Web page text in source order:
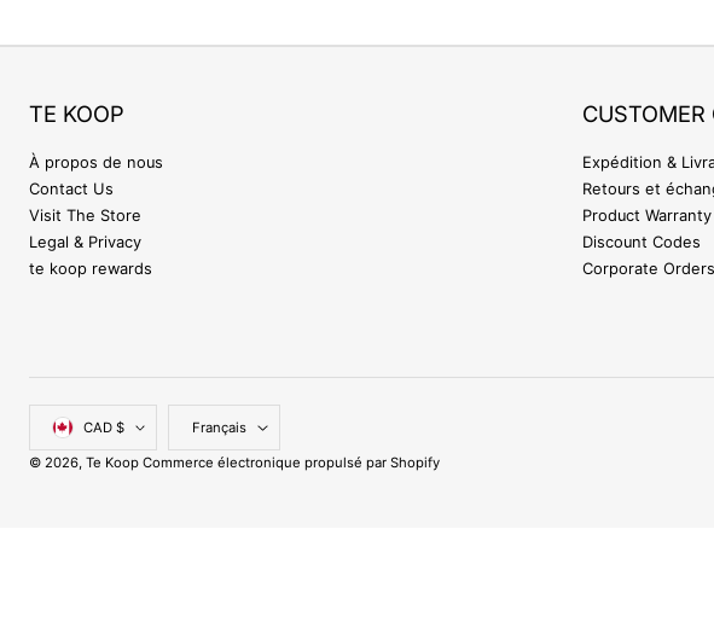
TE KOOP
À propos de nous
Contact Us
Visit The Store
Legal & Privacy
te koop rewards
CUSTOMER
Expédition &
Retours et
Product Warranty
Discount Codes
Corporate Orders
Pays/région
CAD $ Français
© 2026, Te Koop Commerce électronique propulsé par Shopify